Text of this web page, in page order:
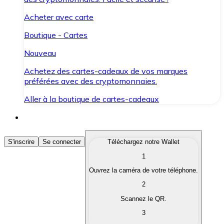
Acheter avec carte
Boutique - Cartes
Nouveau
Achetez des cartes-cadeaux de vos marques
préférées avec des cryptomonnaies.
Aller à la boutique de cartes-cadeaux
Acheter des Cryptomonnaies
Achetez les cryptomonnaies qui vous intéressent
Convertissez vos cryptomonnaies en monnaie
S'inscrire Se connecter
Téléchargez notre Wallet
1
Ouvrez la caméra de votre téléphone.
2
Scannez le QR.
3